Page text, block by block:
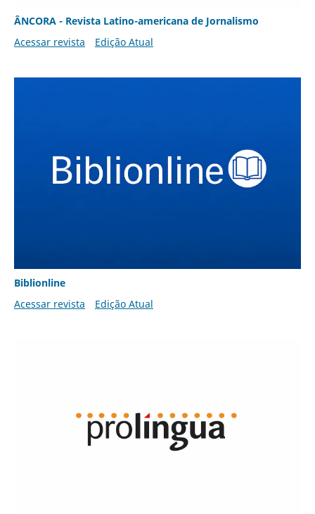
ÂNCORA - Revista Latino-americana de Jornalismo
Acessar revista
Edição Atual
Biblionline
Acessar revista
Edição Atual